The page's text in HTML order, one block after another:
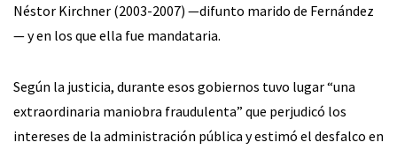
Néstor Kirchner (2003-2007) —difunto marido de Fernández
— y en los que ella fue mandataria.
Según la justicia, durante esos gobiernos tuvo lugar “una
extraordinaria maniobra fraudulenta” que perjudicó los
intereses de la administración pública y estimó el desfalco en